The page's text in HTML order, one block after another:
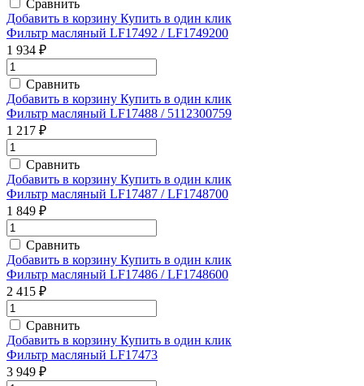
Сравнить
Добавить в корзину Купить в один клик
Фильтр масляный LF17492 / LF1749200
1 934 ₽
Сравнить
Добавить в корзину Купить в один клик
Фильтр масляный LF17488 / 5112300759
1 217 ₽
Сравнить
Добавить в корзину Купить в один клик
Фильтр масляный LF17487 / LF1748700
1 849 ₽
Сравнить
Добавить в корзину Купить в один клик
Фильтр масляный LF17486 / LF1748600
2 415 ₽
Сравнить
Добавить в корзину Купить в один клик
Фильтр масляный LF17473
3 949 ₽